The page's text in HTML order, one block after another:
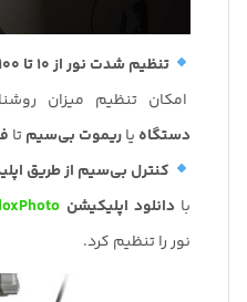
تنظیم شدت نور از 10 تا 100٪
امکان تنظیم میزان
دستگاه یاریموت بی‌سیمتا
کنترل بی‌سیم از طریق
با دانلود اپلیکیشن
نور را تنظیم کرد.